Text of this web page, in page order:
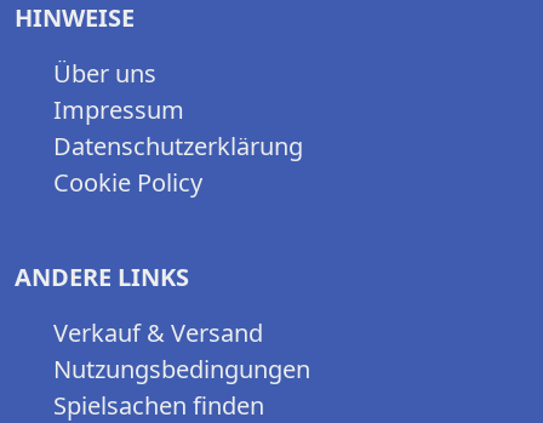
HINWEISE
Über uns
Impressum
Datenschutzerklärung
Cookie Policy
ANDERE LINKS
Verkauf & Versand
Nutzungsbedingungen
Spielsachen finden